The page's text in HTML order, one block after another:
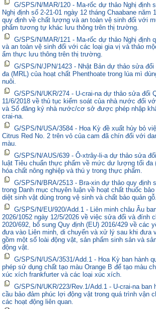
G/SPS/N/MAR/120 - Ma-rốc dự thảo Nghị định
Nghị định số 2-21-01 ngày 12 tháng Chaabane năm
quy định về chất lượng và an toàn vệ sinh đối với
phẩm tương tự khác lưu thông trên thị trường.
G/SPS/N/MAR/121 - Ma-rốc dự thảo Nghị định
và an toàn vệ sinh đối với các loại gia vị và thảo
ẩm thực lưu thông trên thị trường.
G/SPS/N/JPN/1423 - Nhật Bản dự thảo sửa
đa (MRL) của hoạt chất Phenthoate trong lúa mì
nuôi.
G/SPS/N/UKR/274 - U-crai-na dự thảo sửa đổi
11/6/2018 về thủ tục kiểm soát của nhà nước đối
và Sổ đăng ký nhà nước/cơ sở được phép nhập
crai-na.
G/SPS/N/USA/3584 - Hoa Kỳ đề xuất hủy bỏ
Citrus Red No. 2 trên vỏ của cam đã chín đối với
màu.
G/SPS/N/AUS/639 - Ô-xtrây-li-a dự thảo sửa
luật Tiêu chuẩn thực phẩm về mức dư lượng tối đa
hóa chất nông nghiệp và thú y trong thực phẩm.
G/SPS/N/BRA/2513 - Bra-xin dự thảo quy định
trong Danh mục chuyên luận về hoạt chất thuốc
diệt sinh vật dùng trong vệ sinh và chất bảo quản gỗ.
G/SPS/N/EU/920/Add.1 - Liên minh châu Âu
2026/1052 ngày 12/5/2026 về việc sửa đổi và đính
2020/692, bổ sung Quy định (EU) 2016/429 về các
đưa vào Liên minh, di chuyển và xử lý sau khi đưa
gồm một số loài động vật, sản phẩm sinh sản và
động vật.
G/SPS/N/USA/3531/Add.1 - Hoa Kỳ ban hành
phép sử dụng chất tạo màu Orange B để tạo màu
xúc xích frankfurter và các loại xúc xích.
G/SPS/N/UKR/223/Rev.1/Add.1 - U-crai-na ban
cầu bảo đảm phúc lợi động vật trong quá trình vận
các hoạt động liên quan.